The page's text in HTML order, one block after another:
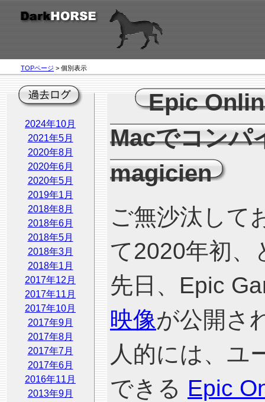
TOPページ > 個別表示
2024年10月
2021年5月
2020年8月
2020年6月
2020年5月
2019年1月
2018年8月
2018年6月
2018年5月
2018年3月
2018年1月
2017年12月
2017年11月
2017年10月
2017年9月
2017年8月
2017年7月
2017年6月
2016年11月
2013年9月
Epic
Macでコンパ
magicien
ご無沙汰して
て2020年初、
先日、Epic
映像が公開さ
人的には、ユ
できる Epic